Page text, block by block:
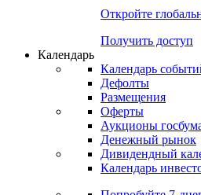
Откройте
Получить доступ
Календарь
Календарь
Дефолты
Размещения
Оферты
Аукционы
Денежный рынок
Дивидендный
Календарь